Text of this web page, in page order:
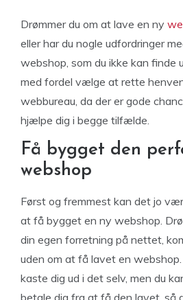
Drømmer du om at lave en ny
eller har du nogle udfordringer
webshop, som du ikke kan finde
med fordel vælge at rette
webbureau, da der er gode
hjælpe dig i begge tilfælde.
Få bygget den
webshop
Først og fremmest kan det jo
at få bygget en ny webshop.
din egen forretning på nettet,
uden om at få lavet en
kaste dig ud i det selv, men du
betale dig fra at få den lavet, så